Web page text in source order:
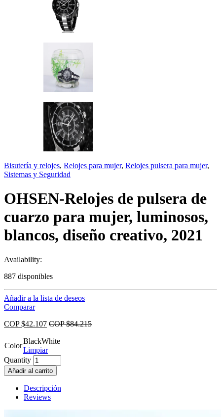
Bisutería y relojes, Relojes para mujer, Relojes pulsera para mujer,
Sistemas y Seguridad
OHSEN-Relojes de pulsera de
cuarzo para mujer, luminosos,
blancos, diseño creativo, 2021
Availability:
887 disponibles
Añadir a la lista de deseos
Comparar
COP $42.107 COP $84.215
Color
BlackWhite
Limpiar
Quantity
Añadir al carrito
Descripción
Reviews